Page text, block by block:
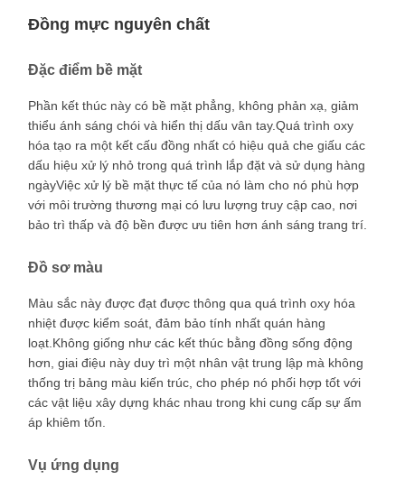
Đồng mực nguyên chất
Đặc điểm bề mặt
Phần kết thúc này có bề mặt phẳng, không phản xạ, giảm
thiểu ánh sáng chói và hiển thị dấu vân tay.Quá trình oxy
hóa tạo ra một kết cấu đồng nhất có hiệu quả che giấu các
dấu hiệu xử lý nhỏ trong quá trình lắp đặt và sử dụng hàng
ngàyViệc xử lý bề mặt thực tế của nó làm cho nó phù hợp
với môi trường thương mại có lưu lượng truy cập cao, nơi
bảo trì thấp và độ bền được ưu tiên hơn ánh sáng trang trí.
Đồ sơ màu
Màu sắc này được đạt được thông qua quá trình oxy hóa
nhiệt được kiểm soát, đảm bảo tính nhất quán hàng
loạt.Không giống như các kết thúc bằng đồng sống động
hơn, giai điệu này duy trì một nhân vật trung lập mà không
thống trị bảng màu kiến trúc, cho phép nó phối hợp tốt với
các vật liệu xây dựng khác nhau trong khi cung cấp sự ấm
áp khiêm tốn.
Vụ ứng dụng